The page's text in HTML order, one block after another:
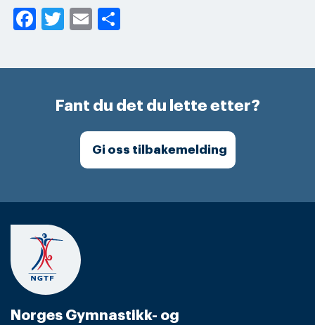
Facebook
Twitter
Email
Fant du det du lette etter?
Gi oss tilbakemelding
Norges Gymnastikk- og